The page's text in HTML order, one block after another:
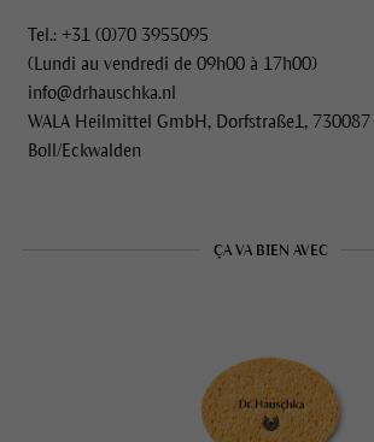
Tel.: +31 (0)70 3955095
(Lundi au vendredi de 09h00 à 17h00)
info@drhauschka.nl
WALA Heilmittel GmbH, Dorfstraße1, 730087
Boll/Eckwalden
ÇA VA BIEN AVEC